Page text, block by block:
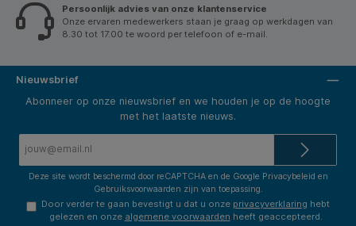
Persoonlijk advies van onze klantenservice
Onze ervaren medewerkers staan je graag op werkdagen van
8.30 tot 17.00 te woord per telefoon of e-mail.
Nieuwsbrief
Abonneer op onze nieuwsbrief en we houden je op de hoogte
met het laatste nieuws.
Deze site wordt beschermd door reCAPTCHA en de Google Privacybeleid en
Gebruiksvoorwaarden zijn van toepassing.
Door verder te gaan bevestigt u dat u onze privacyverklaring hebt
gelezen en onze algemene voorwaarden heeft geaccepteerd.